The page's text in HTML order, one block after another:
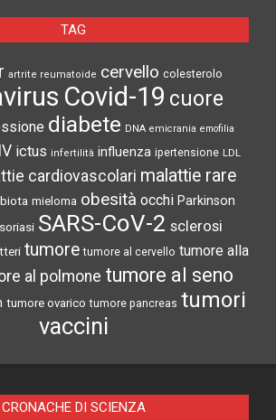
TAG
artrite reumatoide cervello colesterolo
Covid-19 cuore
diabete DNA emicrania emofilia
ictus infertilità influenza ipertensione LDL
cardiovascolari malattie rare
mieloma obesità occhi Parkinson
SARS-CoV-2 sclerosi
tumore tumore al cervello tumore alla
al polmone tumore al seno
tumore ovarico tumore pancreas tumori
vaccini
CRONACHE DI SCIENZA